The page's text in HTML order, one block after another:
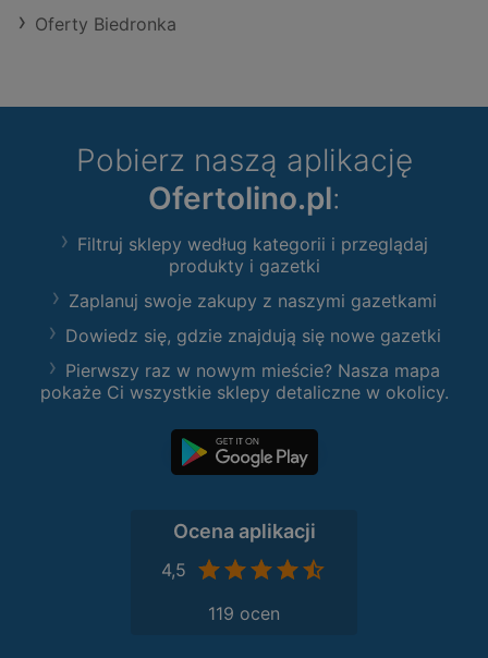
Oferty Biedronka
Pobierz naszą aplikację
Ofertolino.pl:
Filtruj sklepy według kategorii i przeglądaj
produkty i gazetki
Zaplanuj swoje zakupy z naszymi gazetkami
Dowiedz się, gdzie znajdują się nowe gazetki
Pierwszy raz w nowym mieście? Nasza mapa
pokaże Ci wszystkie sklepy detaliczne w okolicy.
Ocena aplikacji
4,5
119 ocen